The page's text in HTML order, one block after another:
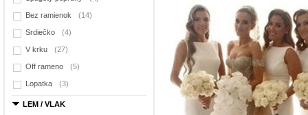
Bez ramienok (14)
Srdiečko (4)
V krku (27)
Off rameno (5)
Lopatka (3)
LEM / VLAK